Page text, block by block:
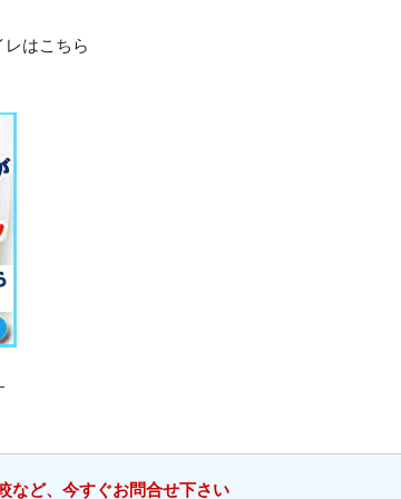
はこちら
など、今すぐお問合せ下さい